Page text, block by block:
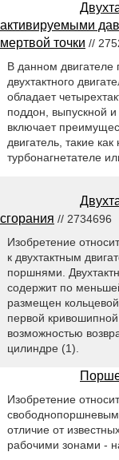
активируемыми
мертвой точки //
В данном двигателе
двухтактного
обладает
поддон, выпускной
включает
двигатель, такие
турбонагнетателе
сгорания // 2734696
Изобретение
к двухтактным
поршнями.
содержит по
размещен
первой
возможностью
цилиндре (1).
Изобретение
свободнопоршневым
отличие от
рабочими зонами -